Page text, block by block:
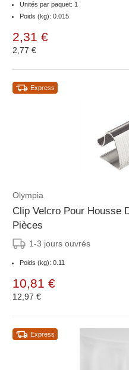
Unités par paquet: 1
Poids (kg): 0.015
2,31 €
2,77 €
Express
Olympia
Clip Velcro Pour Housse
Pièces
1-3 jours ouvrés
Poids (kg): 0.11
10,81 €
12,97 €
Express